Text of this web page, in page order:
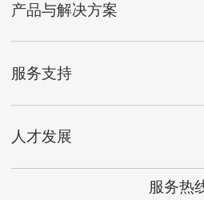
产品与解决方案
服务支持
人才发展
服务热